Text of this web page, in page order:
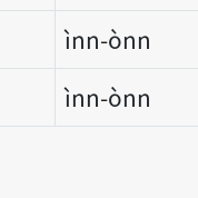
ìnn-ònn
ìnn-ònn